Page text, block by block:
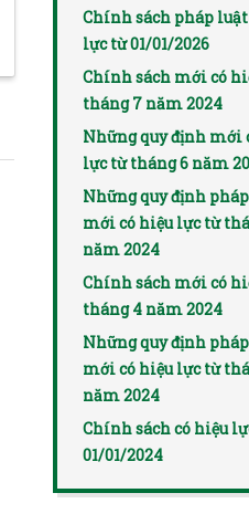
Chính sách pháp
lực từ 01/01/2026
Chính sách mới có
tháng 7 năm 2024
Những quy định mới
lực từ tháng 6 năm
Những quy định
mới có hiệu lực từ
năm 2024
Chính sách mới có
tháng 4 năm 2024
Những quy định
mới có hiệu lực từ
năm 2024
Chính sách có hiệu
01/01/2024